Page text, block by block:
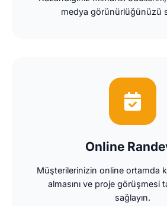
medya görünürlüğünüzü
Online
Müşterilerinizin online ortamda
almasını ve proje görüşmesi
sağlayın.